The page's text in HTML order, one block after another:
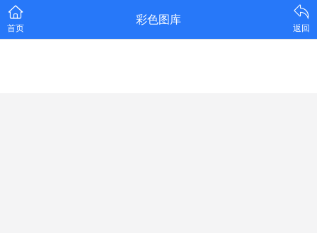
首页
彩色图库
返回